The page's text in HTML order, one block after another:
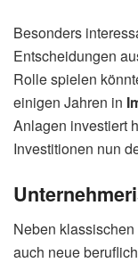
Besonders
Entscheidungen
Rolle spielen
einigen Jahren in
Anlagen investiert
Investitionen nun
Neben
auch neue